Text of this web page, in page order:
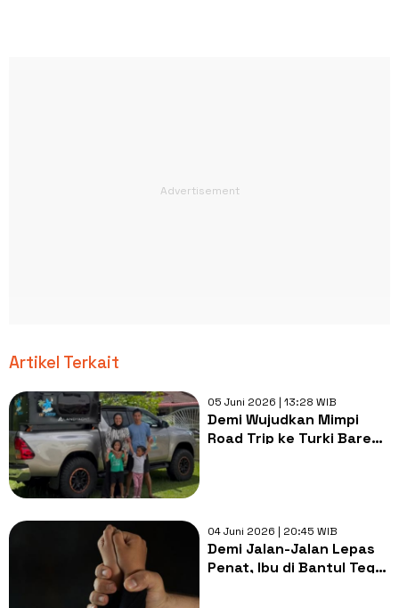
Artikel Terkait
05 Juni 2026 | 13:28 WIB
Demi Wujudkan Mimpi
Road Trip ke Turki Bareng
04 Juni 2026 | 20:45 WIB
Demi Jalan-Jalan Lepas
Penat, Ibu di Bantul Tega